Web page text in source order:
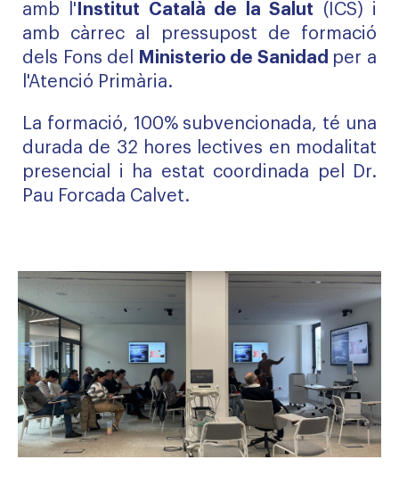
amb l' Institut Català de la Salut (ICS) i
amb càrrec al pressupost de formació
dels Fons del
Ministerio de Sanidad per a
l'Atenció Primària.
La formació, 100% subvencionada, té una
durada de 32 hores lectives en modalitat
presencial i ha estat coordinada pel Dr.
Pau Forcada Calvet.